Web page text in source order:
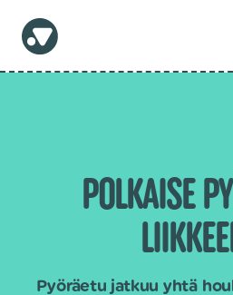
POLKAISE
Pyöräetu jatkuu yhtä